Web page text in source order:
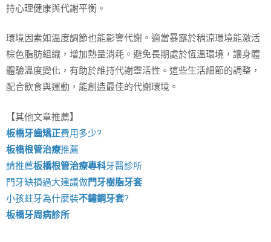
持心理健康與代謝平衡。
環境因素如溫度調節也能影響代謝。適當暴露於稍涼環境能激活
棕色脂肪組織，增加熱量消耗。避免長期處於恆溫環境，讓身體
體驗溫度變化，有助於維持代謝靈活性。這些生活細節的調整，
配合飲食與運動，能創造最佳的代謝環境。
【其他文章推薦】
板橋牙齒矯正費用多少?
板橋根管治療推薦
請推薦板橋根管治療專科牙醫診所
門牙缺損過大建議做門牙樹脂牙套
小孩蛀牙為什麼裝不鏽鋼牙套?
板橋牙周病診所